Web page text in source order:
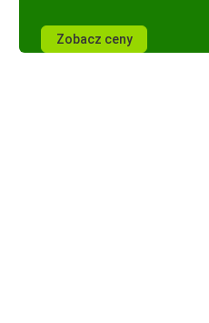
Zobacz ceny